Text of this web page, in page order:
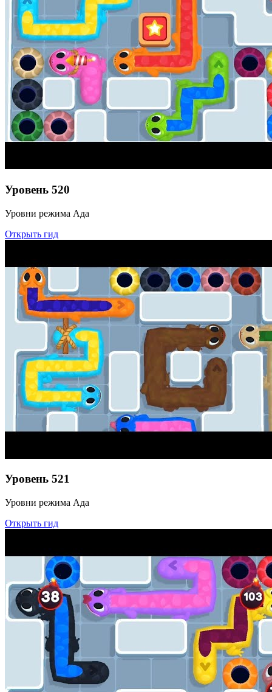
Уровень 520
Уровни режима Ада
Открыть гид
Уровень 521
Уровни режима Ада
Открыть гид